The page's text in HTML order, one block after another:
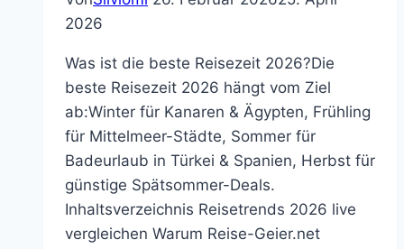
2026
Was ist die beste Reisezeit 2026?Die
beste Reisezeit 2026 hängt vom Ziel
ab:Winter für Kanaren & Ägypten, Frühling
für Mittelmeer-Städte, Sommer für
Badeurlaub in Türkei & Spanien, Herbst für
günstige Spätsommer-Deals.
Inhaltsverzeichnis Reisetrends 2026 live
vergleichen Warum Reise-Geier.net